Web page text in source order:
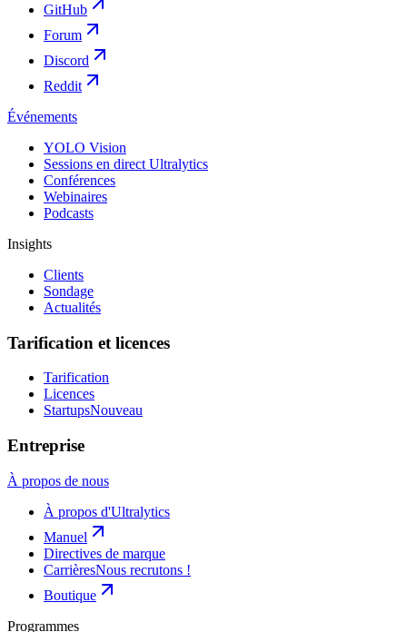
GitHub
Forum
Discord
Reddit
Événements
YOLO Vision
Sessions en direct Ultralytics
Conférences
Webinaires
Podcasts
Insights
Clients
Sondage
Actualités
Tarification et licences
Tarification
Licences
StartupsNouveau
Entreprise
À propos de nous
À propos d'Ultralytics
Manuel
Directives de marque
CarrièresNous recrutons !
Boutique
Programmes